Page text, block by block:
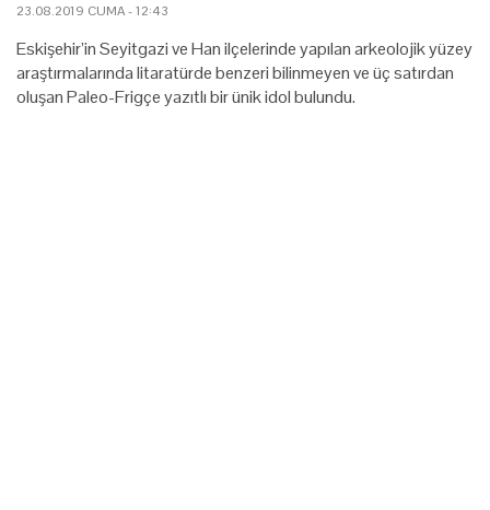
23.08.2019 CUMA - 12:43
Eskişehir’in Seyitgazi ve Han ilçelerinde yapılan arkeolojik yüzey
araştırmalarında litaratürde benzeri bilinmeyen ve üç satırdan
oluşan Paleo-Frigçe yazıtlı bir ünik idol bulundu.